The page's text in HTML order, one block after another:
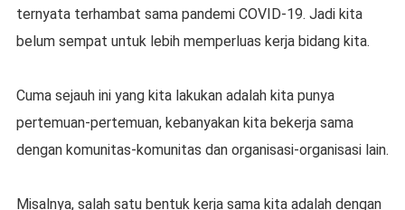
ternyata terhambat sama pandemi COVID-19. Jadi kita
belum sempat untuk lebih memperluas kerja bidang kita.
Cuma sejauh ini yang kita lakukan adalah kita punya
pertemuan-pertemuan, kebanyakan kita bekerja sama
dengan komunitas-komunitas dan organisasi-organisasi lain.
Misalnya, salah satu bentuk kerja sama kita adalah dengan